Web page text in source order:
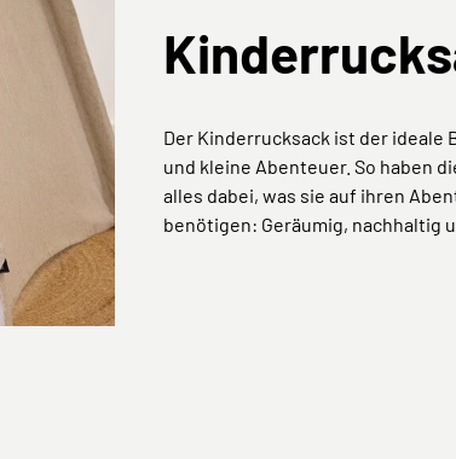
Der Kinderrucksack ist der ideale
und kleine Abenteuer. So haben
alles dabei, was sie auf ihren
benötigen: Geräumig, nachhaltig